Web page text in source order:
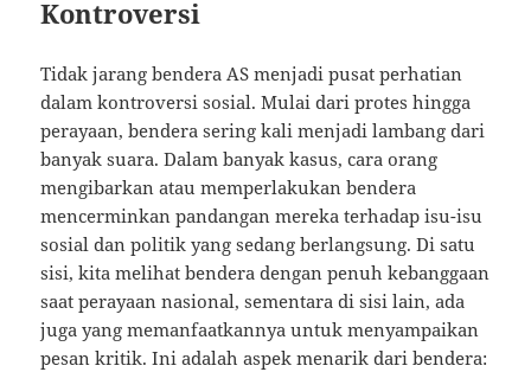
Kontroversi
Tidak jarang bendera AS menjadi pusat perhatian
dalam kontroversi sosial. Mulai dari protes hingga
perayaan, bendera sering kali menjadi lambang dari
banyak suara. Dalam banyak kasus, cara orang
mengibarkan atau memperlakukan bendera
mencerminkan pandangan mereka terhadap isu-isu
sosial dan politik yang sedang berlangsung. Di satu
sisi, kita melihat bendera dengan penuh kebanggaan
saat perayaan nasional, sementara di sisi lain, ada
juga yang memanfaatkannya untuk menyampaikan
pesan kritik. Ini adalah aspek menarik dari bendera: